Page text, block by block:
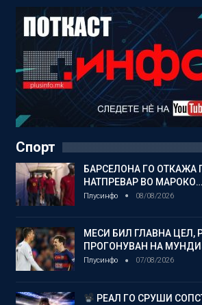
Спорт
БАРСЕЛОНА ГО ОТКАЖА
НАТПРЕВАР ВО МАРОКО…
Плусинфо 08/08/2026
МЕСИ БИЛ ГЛАВНА ЦЕЛ,
ПРОГОНУВАН НА
Плусинфо 07/08/2026
РЕАЛ ГО СРУШИ